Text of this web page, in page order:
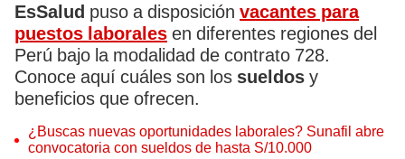
EsSalud puso a disposición vacantes para
puestos laborales en diferentes regiones del
Perú bajo la modalidad de contrato 728.
Conoce aquí cuáles son los sueldos y
beneficios que ofrecen.
¿Buscas nuevas oportunidades laborales? Sunafil abre
convocatoria con sueldos de hasta S/10.000